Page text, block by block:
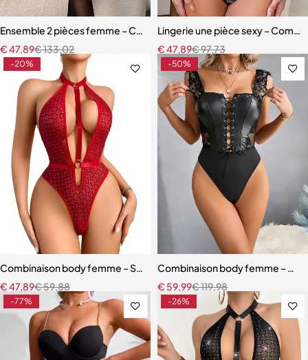
Ensemble 2 pièces femme – Combinaison à manches longues,
€133,02
€47,89
Lingerie une pièce sexy –
€97,73
€47,89
-20%
Combinaison body femme – Style moderne rouge avec effet
€59,88
€47,89
-50%
Combinaison body femme –
€119,98
€ 59,99
-77% -26%